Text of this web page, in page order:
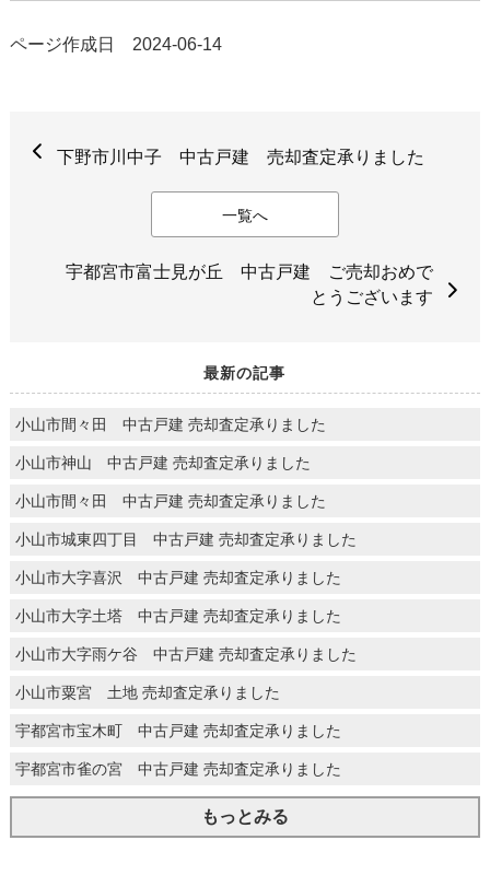
ページ作成日 2024-06-14
下野市川中子 中古戸建 売却査定承りました
一覧へ
宇都宮市富士見が丘 中古戸建 ご売却おめで
とうございます
最新の記事
小山市間々田 中古戸建 売却査定承りました
小山市神山 中古戸建 売却査定承りました
小山市間々田 中古戸建 売却査定承りました
小山市城東四丁目 中古戸建 売却査定承りました
小山市大字喜沢 中古戸建 売却査定承りました
小山市大字土塔 中古戸建 売却査定承りました
小山市大字雨ケ谷 中古戸建 売却査定承りました
小山市粟宮 土地 売却査定承りました
宇都宮市宝木町 中古戸建 売却査定承りました
宇都宮市雀の宮 中古戸建 売却査定承りました
もっとみる